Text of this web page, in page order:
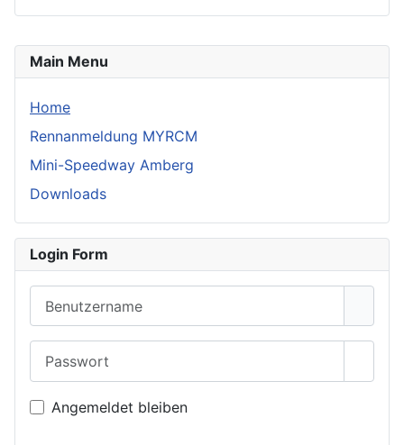
Main Menu
Home
Rennanmeldung MYRCM
Mini-Speedway Amberg
Downloads
Login Form
Angemeldet bleiben